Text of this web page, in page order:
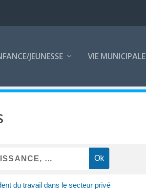
JEUNESSE VIE MUNICIPALE
du travail dans le secteur privé